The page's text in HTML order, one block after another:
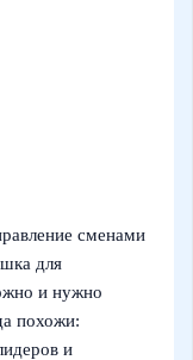
сменами
для
и нужно
похожи:
и